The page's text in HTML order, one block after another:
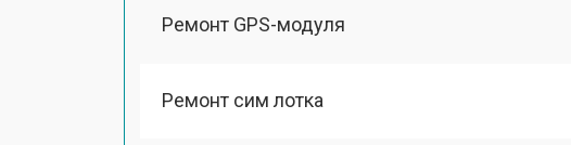
Ремонт GPS-модуля
Ремонт сим лотка